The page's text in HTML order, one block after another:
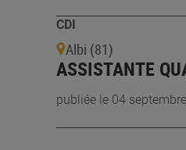
CDI
Albi (81)
ASSISTANTE
publiée le 04